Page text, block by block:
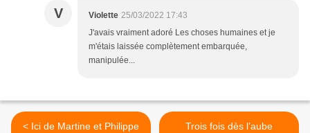
V Violette 25/03/2022 17:43
J'avais vraiment adoré Les choses humaines et je
m'étais laissée complètement embarquée,
manipulée...
< Ici de Martine et Philippe
Trois fois dès l’aube